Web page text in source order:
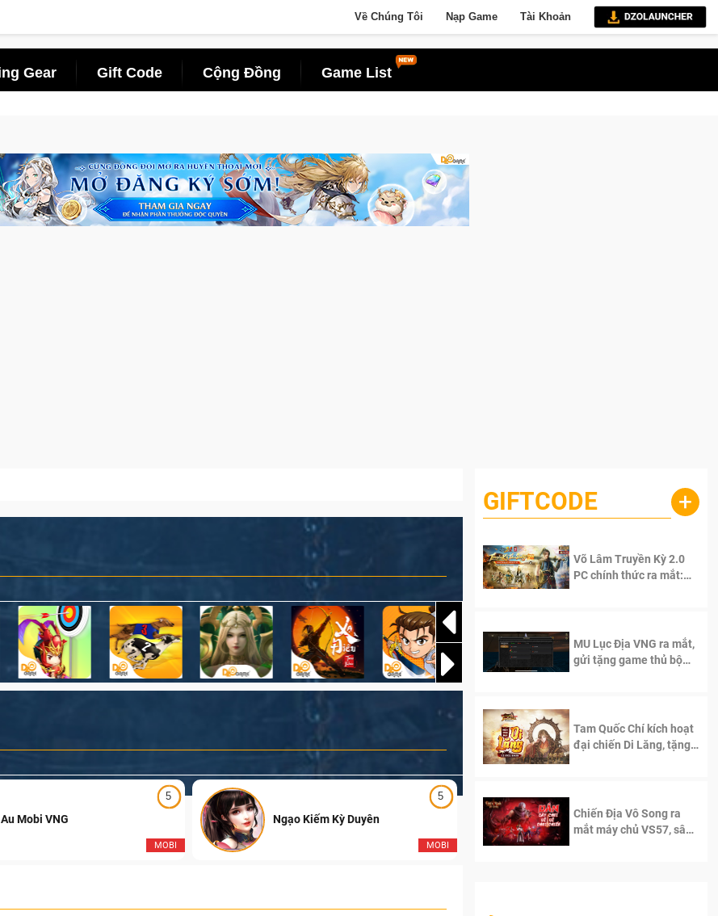
Về Chúng Tôi Nạp Game Tài Khoản
Gear Gift Code Cộng Đồng Game List
tấn săn thú sinh tồn lên di động với tên gọi Palworld Online
5
MOBI
Au Mobi VNG
5
MOBI
Ngạo Kiếm Kỳ Duyên Ngạo Thiên Mobile
GIFTCODE +
Võ Lâm Truyền Kỳ 2.0
PC chính thức ra mắt:
MU Lục Địa VNG ra mắt,
gửi tặng game thủ bộ
Tam Quốc Chí kích hoạt
đại chiến Di Lăng, tặng
Chiến Địa Vô Song ra
mắt máy chủ VS57, sân